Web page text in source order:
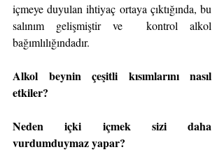
içmeye duyulan ihtiyaç ortaya çıktığında, bu
salınım gelişmiştir ve  kontrol alkol
bağımlılığındadır.
Alkol beynin çeşitli kısımlarını nasıl
etkiler?
Neden içki içmek sizi daha
vurdumduymaz yapar?